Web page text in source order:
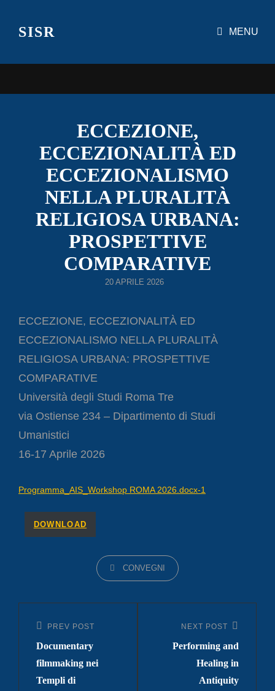
SISR MENU
ECCEZIONE,
ECCEZIONALITÀ ED
ECCEZIONALISMO
NELLA PLURALITÀ
RELIGIOSA URBANA:
PROSPETTIVE
COMPARATIVE
POSTED
20 APRILE 2026
ECCEZIONE, ECCEZIONALITÀ ED
ECCEZIONALISMO NELLA PLURALITÀ
RELIGIOSA URBANA: PROSPETTIVE
COMPARATIVE
Università degli Studi Roma Tre
via Ostiense 234 – Dipartimento di Studi
Umanistici
16-17 Aprile 2026
Programma_AIS_Workshop ROMA 2026.docx-1
DOWNLOAD
CATEGORIES
CONVEGNI
articoli
Previous
Post
PREV POST
Documentary
filmmaking nei
Templi di
Post
NEXT POST
Performing and
Healing in
Antiquity